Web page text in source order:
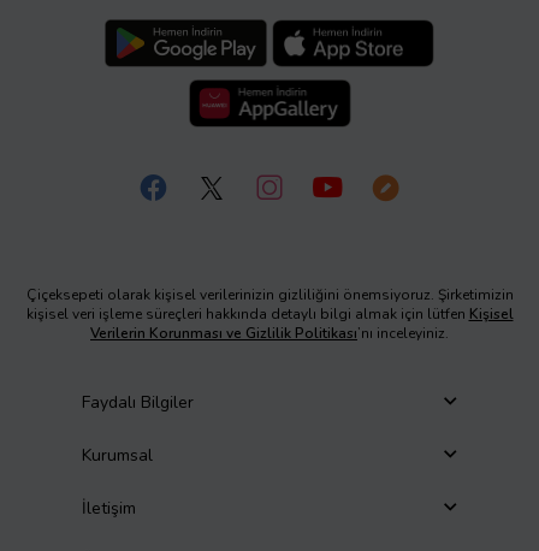
Çiçeksepeti olarak kişisel verilerinizin gizliliğini önemsiyoruz. Şirketimizin
kişisel veri işleme süreçleri hakkında detaylı bilgi almak için lütfen Kişisel
Verilerin Korunması ve Gizlilik Politikası’nı inceleyiniz.
Faydalı Bilgiler
Kurumsal
İletişim